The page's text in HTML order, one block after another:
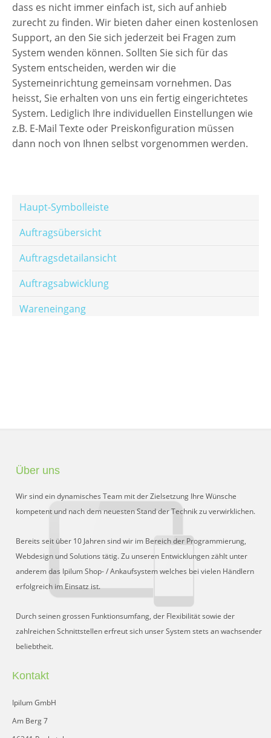
dass es nicht immer einfach ist, sich auf anhieb
zurecht zu finden. Wir bieten daher einen kostenlosen
Support, an den Sie sich jederzeit bei Fragen zum
System wenden können. Sollten Sie sich für das
System entscheiden, werden wir die
Systemeinrichtung gemeinsam vornehmen. Das
heisst, Sie erhalten von uns ein fertig eingerichtetes
System. Lediglich Ihre individuellen Einstellungen wie
z.B. E-Mail Texte oder Preiskonfiguration müssen
dann noch von Ihnen selbst vorgenommen werden.
Haupt-Symbolleiste
Auftragsübersicht
Auftragsdetailansicht
Auftragsabwicklung
Wareneingang
Sperrliste
Zustands-Abfragen
Wareneingang
Bar-Ankauf
Tagesabschluss
FAQ
Über uns
Wir sind ein dynamisches Team mit der Zielsetzung Ihre Wünsche
kompetent und nach dem neuesten Stand der Technik zu verwirklichen.
Bereits seit über 10 Jahren sind wir im Bereich der Programmierung,
Webdesign und Solutions tätig. Zu unseren Entwicklungen zählt unter
anderem das Ipilum Shop- / Ankaufsystem welches bei vielen Händlern
erfolgreich im Einsatz ist.
Durch seinen grossen Funktionsumfang, der Flexibilität sowie der
zahlreichen Schnittstellen erfreut sich unser System stets an wachsender
beliebtheit.
Kontakt
Ipilum GmbH
Am Berg 7